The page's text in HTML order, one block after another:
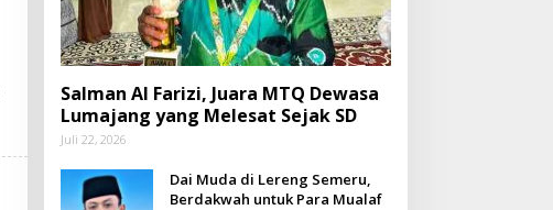
Salman Al Farizi, Juara MTQ Dewasa
Lumajang yang Melesat Sejak SD
Juli 22, 2026
Dai Muda di Lereng Semeru,
Berdakwah untuk Para Mualaf